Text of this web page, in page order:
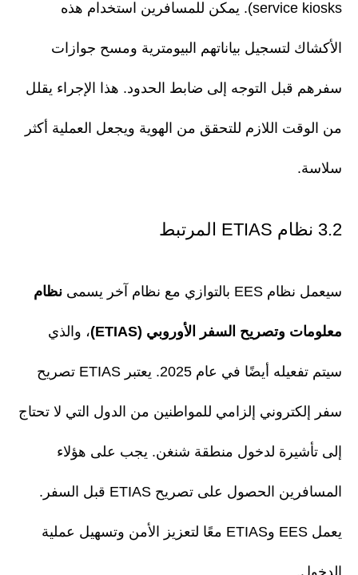
service kiosks). يمكن للمسافرين استخدام هذه
الأكشاك لتسجيل بياناتهم البيومترية ومسح جوازات
سفرهم قبل التوجه إلى ضابط الحدود. هذا الإجراء يقلل
من الوقت اللازم للتحقق من الهوية ويجعل العملية أكثر
سلاسة.
3.2 نظام ETIAS المرتبط
سيعمل نظام EES بالتوازي مع نظام آخر يسمى نظام
معلومات وتصريح السفر الأوروبي (ETIAS) ، والذي
سيتم تفعيله أيضًا في عام 2025. يعتبر ETIAS تصريح
سفر إلكتروني إلزامي للمواطنين من الدول التي لا تحتاج
إلى تأشيرة لدخول منطقة شنغن. يجب على هؤلاء
المسافرين الحصول على تصريح ETIAS قبل السفر.
يعمل EES وETIAS معًا لتعزيز الأمن وتسهيل عملية
الدخول.